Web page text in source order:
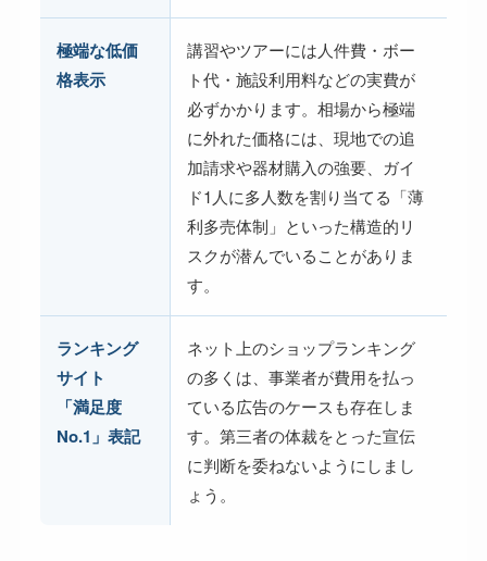
極端な低価
格表示
講習やツアーには人件費・ボー
ト代・施設利用料などの実費が
必ずかかります。相場から極端
に外れた価格には、現地での追
加請求や器材購入の強要、ガイ
ド1人に多人数を割り当てる「薄
利多売体制」といった構造的リ
スクが潜んでいることがありま
す。
ランキング
サイト
「満足度
No.1」表記
ネット上のショップランキング
の多くは、事業者が費用を払っ
ている広告のケースも存在しま
す。第三者の体裁をとった宣伝
に判断を委ねないようにしまし
ょう。